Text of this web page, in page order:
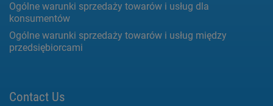
Ogólne warunki sprzedaży towarów i usług dla
konsumentów
Ogólne warunki sprzedaży towarów i usług między
przedsiębiorcami
Contact Us